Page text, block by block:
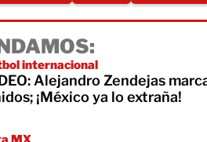
internacional
Alejandro Zendejas
¡México ya lo extraña!